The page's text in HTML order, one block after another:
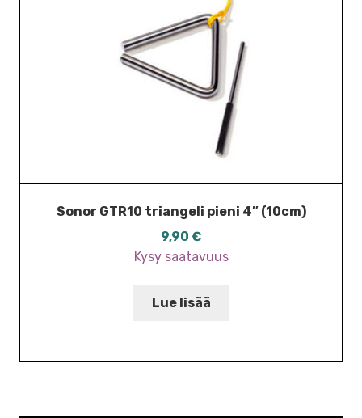
Sonor GTR10 triangeli pieni 4″ (10cm)
9,90 €
Kysy saatavuus
Lue lisää